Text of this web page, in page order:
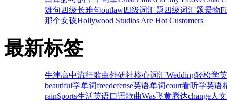
难句 四级长难句outlaw四级词汇题 四级词汇题景物
那个女孩Hollywood Studios Are Hot Customers
最新标签
牛津高中流行歌曲外研社核心词汇Wedding轻松学
beautiful学单词freedefense英语单词court看听学英语
rainSports生活英语口语歌曲Was飞黄腾达change人